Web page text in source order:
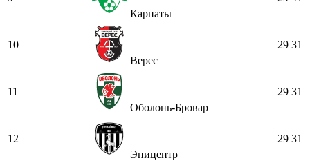
Карпаты
10
Верес
29 31
11
Оболонь-Бровар
29 31
12
Эпицентр
29 31